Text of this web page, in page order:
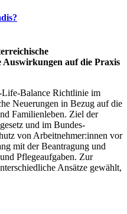
auf die Praxis
Balance Richtlinie im
Neuerungen in Bezug auf die
Familienleben. Ziel der
und im Bundes-
von Arbeitnehmer:innen vor
mit der Beantragung und
Pflegeaufgaben. Zur
Ansätze gewählt,